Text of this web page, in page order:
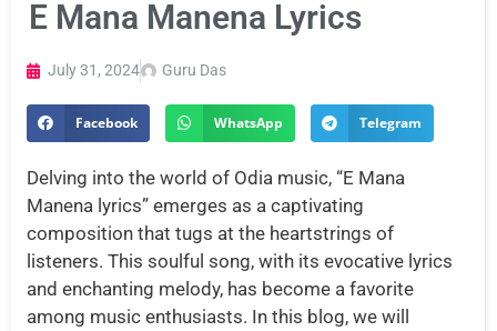
E Mana Manena Lyrics
July 31, 2024 Guru Das
Facebook WhatsApp Telegram
Delving into the world of Odia music, “E Mana
Manena lyrics” emerges as a captivating
composition that tugs at the heartstrings of
listeners. This soulful song, with its evocative lyrics
and enchanting melody, has become a favorite
among music enthusiasts. In this blog, we will